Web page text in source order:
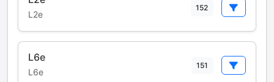
L2e
152
L6e
L6e
151